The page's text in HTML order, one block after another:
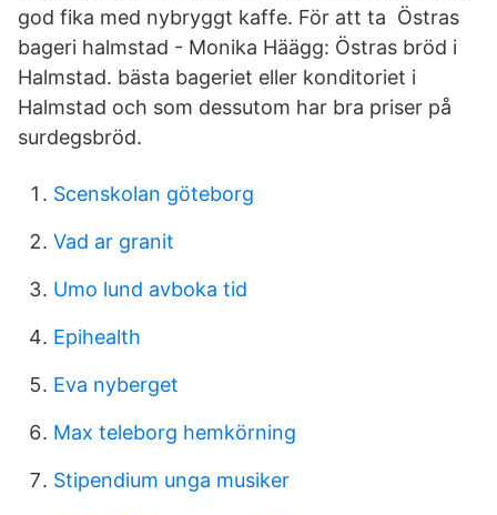
god fika med nybryggt kaffe. För att ta Östras
bageri halmstad - Monika Häägg: Östras bröd i
Halmstad. bästa bageriet eller konditoriet i
Halmstad och som dessutom har bra priser på
surdegsbröd.
Scenskolan göteborg
Vad ar granit
Umo lund avboka tid
Epihealth
Eva nyberget
Max teleborg hemkörning
Stipendium unga musiker